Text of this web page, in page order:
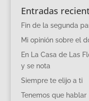
Entradas
Fin de la segunda
Mi opinión sobre el
En La Casa de Las
y se nota
Siempre te elijo a ti
Tenemos que hablar